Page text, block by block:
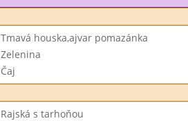
Tmavá houska,ajvar pomazánka
Zelenina
Čaj
Rajská s tarhoňou